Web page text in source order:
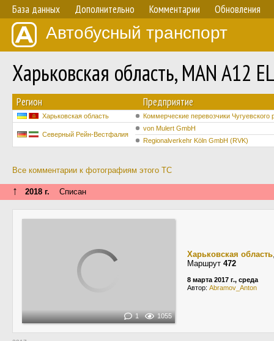
База данных Дополнительно Комментарии Обновления
Автобусный транспорт
Харьковская область, MAN A12
Регион Предприятие
Харьковская область Коммерческие перевозчики Чугуевского
Северный Рейн-Вестфалия
von Mulert GmbH
Regionalverkehr Köln GmbH (RVK)
Все комментарии к фотографиям этого ТС
↑ 2018 г. Списан
1 1055
Харьковская область
Маршрут 472
8 марта 2017 г., среда
Автор: Abramov_Anton